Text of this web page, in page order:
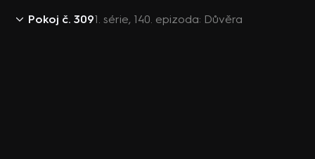
Pokoj č. 3091. série, 140. epizoda: Důvěra